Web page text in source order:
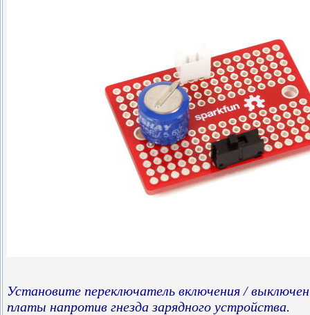
Установите переключатель включения /
платы напротив гнезда зарядного устройства.